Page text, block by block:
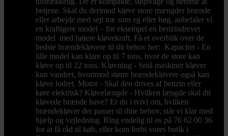
betjene. Skal du derimod kløve store mængder brænde
eller arbejde med sejt træ som eg eller bøg, anbefaler vi
en kraftigere model – for eksempel en benzindrevet
model med højere kløvekraft. Få et overblik over de
bedste brændekløvere til dit behov her: Kapacitet - En
lille model kan klare op til 7 tons, hvor de store kan
kløve op til 22 tons. Kløvning - Små maskiner kløver
kun vandret, hvorimod større brændekløvere også kan
kløve lodret. Motor - Skal den drives af benzin eller
køre elektrisk? Kløvelængde - Hvilken længde skal dit
kløvede brænde have? Er du i tvivl om, hvilken
brændekløver der passer til dine behov, står vi klar med
hjælp og vejledning. Ring endelig til os på 76 62 00 36
for at få råd til køb, eller kom forbi vores butik i